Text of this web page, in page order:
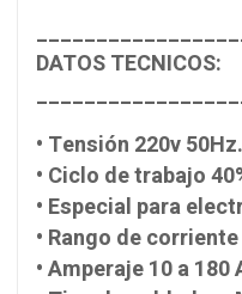
DATOS TECNICOS:
• Tensión 220v 50Hz.
• Ciclo de trabajo
• Especial para
• Rango de
• Amperaje 10 a 180